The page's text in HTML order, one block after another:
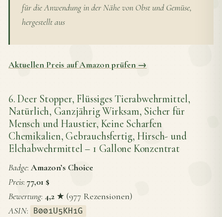
für die Anwendung in der Nähe von Obst und Gemüse,
hergestellt aus
Aktuellen Preis auf Amazon prüfen →
6. Deer Stopper, Flüssiges Tierabwehrmittel,
Natürlich, Ganzjährig Wirksam, Sicher für
Mensch und Haustier, Keine Scharfen
Chemikalien, Gebrauchsfertig, Hirsch- und
Elchabwehrmittel – 1 Gallone Konzentrat
Badge: Amazon’s Choice
Preis: 77,01 $
Bewertung: 4,2 ★ (977 Rezensionen)
ASIN: B001U5KH1G